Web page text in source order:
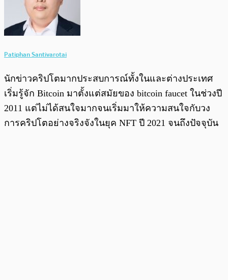
Patiphan Santivarotai
นักข่าวคริปโตมากประสบการณ์ทั้งในและต่างประเทศ
เริ่มรู้จัก Bitcoin มาตั้งแต่สมัยของ bitcoin faucet ในช่วงปี
2011 แต่ไม่ได้สนใจมากจนเริ่มมาให้ความสนใจกับวง
การคริปโตอย่างจริงจังในยุค NFT ปี 2021 จนถึงปัจจุบัน